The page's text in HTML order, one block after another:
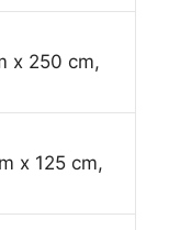
x 250 cm,
x 125 cm,